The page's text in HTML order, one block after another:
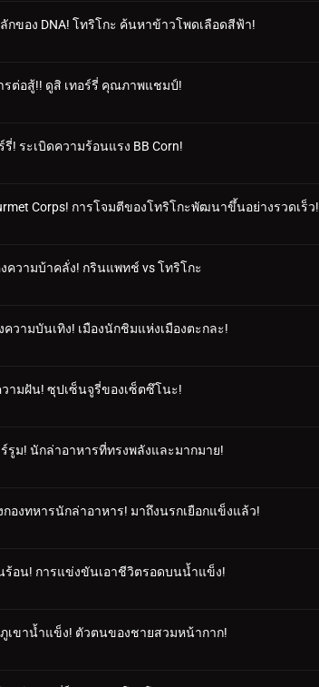
ของ DNA! โทริโกะ ค้นหาข้าวโพดเลือดสีฟ้า!
รต่อสู้!! ดูสิ เทอร์รี่ คุณภาพแชมป์!
! ระเบิดความร้อนแรง BB Corn!
Corps! การโจมตีของโทริโกะพัฒนาขึ้นอย่างรวดเร็ว!
ความบ้าคลั่ง! กรินแพทช์ vs โทริโกะ
วามบันเทิง! เมืองนักชิมแห่งเมืองตะกละ!
ามฝัน! ซุปเซ็นจูรี่ของเซ็ตซึโนะ!
รูม! นักล่าอาหารที่ทรงพลังและมากมาย!
องทหารนักล่าอาหาร! มาถึงนรกเยือกแข็งแล้ว!
อน! การแข่งขันเอาชีวิตรอดบนน้ำแข็ง!
เขาน้ำแข็ง! ตัวตนของชายสวมหน้ากาก!